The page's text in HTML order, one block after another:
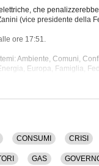
che
(vice presidente della
ore 17:51.
Ambiente, Comuni,
Europa, Famiglia,
CONSUMI CRISI
GAS